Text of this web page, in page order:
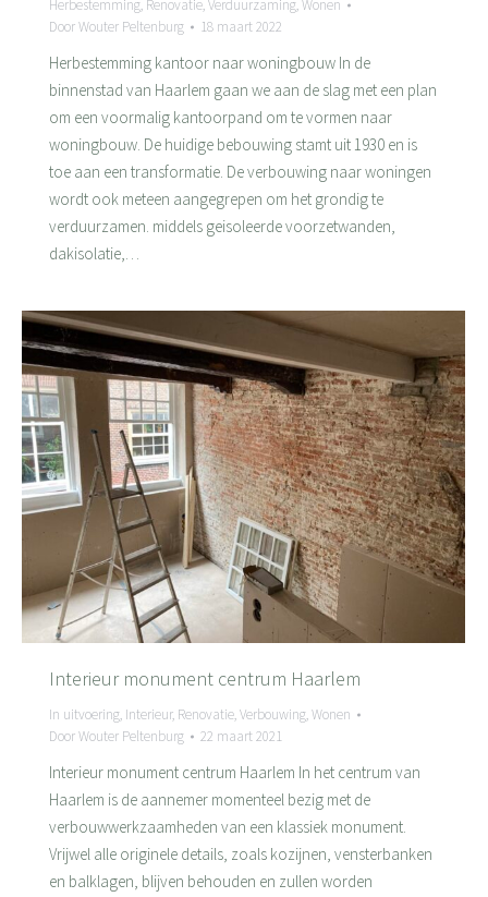
Herbestemming, Renovatie,Verduurzaming,Wonen
DoorWouter Peltenburg 18 maart 2022
Herbestemming kantoor naar woningbouw In de
binnenstad van Haarlem gaan we aan de slag met een plan
om een voormalig kantoorpand om te vormen naar
woningbouw. De huidige bebouwing stamt uit 1930 en is
toe aan een transformatie. De verbouwing naar woningen
wordt ook meteen aangegrepen om het grondig te
verduurzamen. middels geisoleerde voorzetwanden,
dakisolatie,…
Interieur monument centrum Haarlem
In uitvoering, Interieur, Renovatie,Verbouwing,Wonen
DoorWouter Peltenburg 22 maart 2021
Interieur monument centrum Haarlem In het centrum van
Haarlem is de aannemer momenteel bezig met de
verbouwwerkzaamheden van een klassiek monument.
Vrijwel alle originele details, zoals kozijnen, vensterbanken
en balklagen, blijven behouden en zullen worden